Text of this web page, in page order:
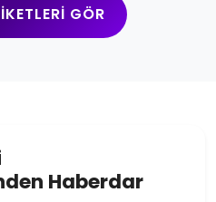
GÖR
Haberdar